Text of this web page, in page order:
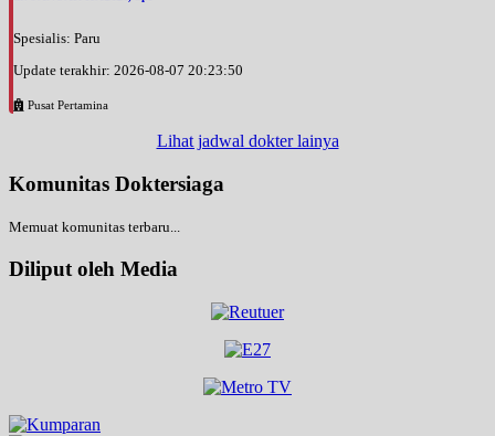
Spesialis: Paru
Update terakhir: 2026-08-07 20:23:50
Pusat Pertamina
Lihat jadwal dokter lainya
Komunitas Doktersiaga
Memuat komunitas terbaru...
Diliput oleh Media